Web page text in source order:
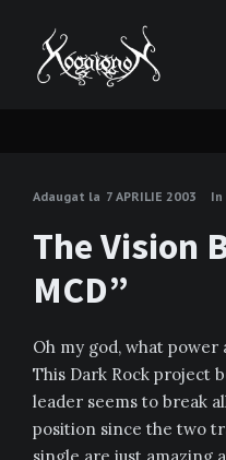
Adaugat la 7 APRILIE 2003 In
The Vision
MCD”
Oh my god, what
This Dark Rock project
leader seems to break
position since the two